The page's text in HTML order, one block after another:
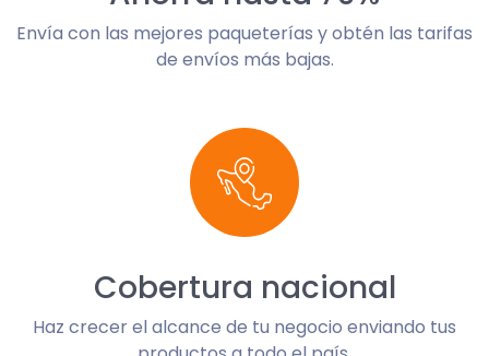
Envía con las mejores paqueterías y obtén las tarifas
de envíos más bajas.
Cobertura nacional
Haz crecer el alcance de tu negocio enviando tus